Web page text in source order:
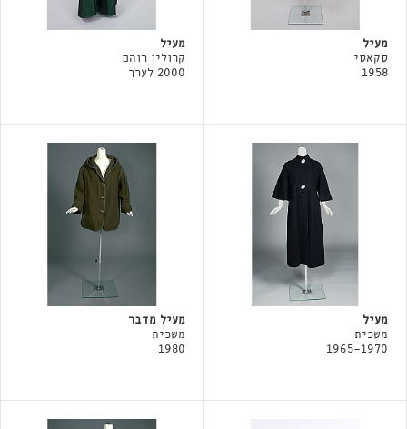
מעיל
סקאסי
1958
מעיל
קרולין רוהם
2000 לערך
מעיל
משכית
1965-1970
מעיל מדבר
משכית
1980